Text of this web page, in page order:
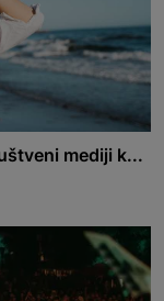
mediji k...